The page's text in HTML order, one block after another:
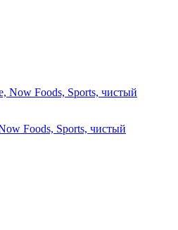
Foods, Sports, чистый